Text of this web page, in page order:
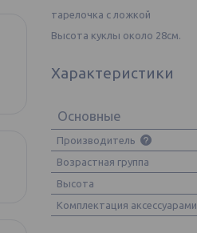
тарелочка с ложкой
Высота куклы около 28см.
Характеристики
Основные
Производитель
Возрастная группа
Высота
Комплектация аксессуарами